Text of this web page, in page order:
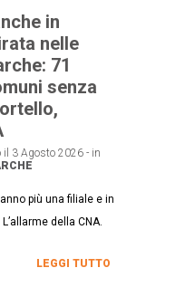
in
nelle
71
senza
il 3 Agosto 2026 - in
più una filiale e in
della CNA.
LEGGI TUTTO